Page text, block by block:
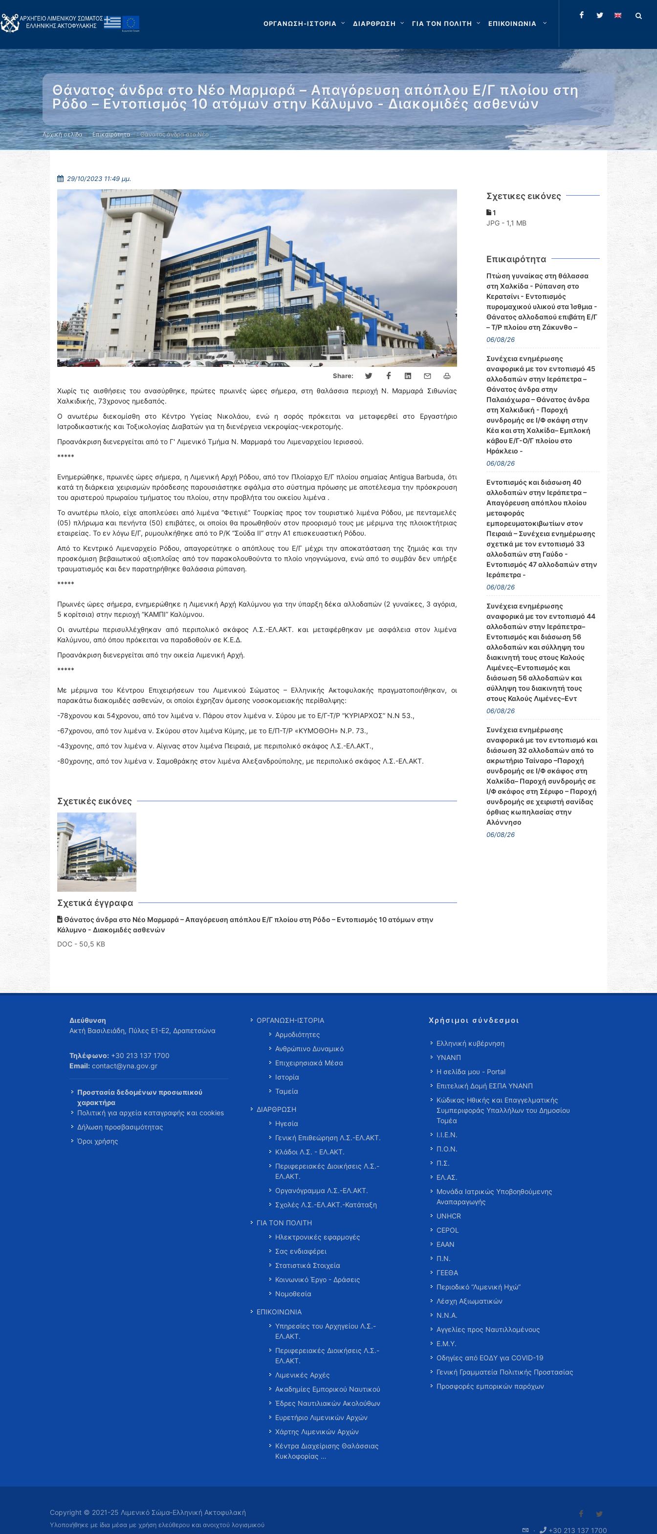
ΟΡΓΑΝΩΣΗ-ΙΣΤΟΡΙΑ ΔΙΑΡΘΡΩΣΗ ΓΙΑ ΤΟΝ ΠΟΛΙΤΗ ΕΠΙΚΟΙΝΩΝΙΑ
Θάνατος άνδρα στο Νέο Μαρμαρά – Απαγόρευση απόπλου Ε/Γ πλοίου στη
Ρόδο – Εντοπισμός 10 ατόμων στην Κάλυμνο - Διακομιδές ασθενών
Αρχική σελίδα Επικαιρότητα Θάνατος άνδρα στο Νέο …
29/10/2023 11:49 μμ.
Share:
Χωρίς τις αισθήσεις του ανασύρθηκε, πρώτες πρωινές ώρες σήμερα, στη θαλάσσια περιοχή Ν. Μαρμαρά Σιθωνίας
Χαλκιδικής, 73χρονος ημεδαπός.
Ο ανωτέρω διεκομίσθη στο Κέντρο Υγείας Νικολάου, ενώ η σορός πρόκειται να μεταφερθεί στο Εργαστήριο
Ιατροδικαστικής και Τοξικολογίας Διαβατών για τη διενέργεια νεκροψίας-νεκροτομής.
Προανάκριση διενεργείται από το Γ' Λιμενικό Τμήμα Ν. Μαρμαρά του Λιμεναρχείου Ιερισσού.
*****
Ενημερώθηκε, πρωινές ώρες σήμερα, η Λιμενική Αρχή Ρόδου, από τον Πλοίαρχο Ε/Γ πλοίου σημαίας Antigua Barbuda, ότι
κατά τη διάρκεια χειρισμών πρόσδεσης παρουσιάστηκε σφάλμα στο σύστημα πρόωσης με αποτέλεσμα την πρόσκρουση
του αριστερού πρωραίου τμήματος του πλοίου, στην προβλήτα του οικείου λιμένα .
Το ανωτέρω πλοίο, είχε αποπλεύσει από λιμένα “Φετιγιέ” Τουρκίας προς τον τουριστικό λιμένα Ρόδου, με πενταμελές
(05) πλήρωμα και πενήντα (50) επιβάτες, οι οποίοι θα προωθηθούν στον προορισμό τους με μέριμνα της πλοιοκτήτριας
εταιρείας. Το εν λόγω Ε/Γ, ρυμουλκήθηκε από το Ρ/Κ “Σούδα ΙΙ” στην Α1 επισκευαστική Ρόδου.
Από το Κεντρικό Λιμεναρχείο Ρόδου, απαγορεύτηκε ο απόπλους του Ε/Γ μέχρι την αποκατάσταση της ζημιάς και την
προσκόμιση βεβαιωτικού αξιοπλοΐας από τον παρακολουθούντα το πλοίο νηογνώμονα, ενώ από το συμβάν δεν υπήρξε
τραυματισμός και δεν παρατηρήθηκε θαλάσσια ρύπανση.
*****
Πρωινές ώρες σήμερα, ενημερώθηκε η Λιμενική Αρχή Καλύμνου για την ύπαρξη δέκα αλλοδαπών (2 γυναίκες, 3 αγόρια,
5 κορίτσια) στην περιοχή “ΚΑΜΠΙ” Καλύμνου.
Οι ανωτέρω περισυλλέχθηκαν από περιπολικό σκάφος Λ.Σ.-ΕΛ.ΑΚΤ. και μεταφέρθηκαν με ασφάλεια στον λιμένα
Καλύμνου, από όπου πρόκειται να παραδοθούν σε Κ.Ε.Δ.
Προανάκριση διενεργείται από την οικεία Λιμενική Αρχή.
*****
Με μέριμνα του Κέντρου Επιχειρήσεων του Λιμενικού Σώματος – Ελληνικής Ακτοφυλακής πραγματοποιήθηκαν, οι
παρακάτω διακομιδές ασθενών, οι οποίοι έχρηζαν άμεσης νοσοκομειακής περίθαλψης:
-78χρονου και 54χρονου, από τον λιμένα ν. Πάρου στον λιμένα ν. Σύρου με το Ε/Γ-Τ/Ρ “ΚΥΡΙΑΡΧΟΣ” Ν.Ν 53.,
-67χρονου, από τον λιμένα ν. Σκύρου στον λιμένα Κύμης, με το Ε/Π-Τ/Ρ «ΚΥΜΟΘΟΗ» Ν.Ρ. 73.,
-43χρονης, από τον λιμένα ν. Αίγινας στον λιμένα Πειραιά, με περιπολικό σκάφος Λ.Σ.-ΕΛ.ΑΚΤ.,
-80χρονης, από τον λιμένα ν. Σαμοθράκης στον λιμένα Αλεξανδρούπολης, με περιπολικό σκάφος Λ.Σ.-ΕΛ.ΑΚΤ.
Σχετικές εικόνες
Σχετικά έγγραφα
Θάνατος άνδρα στο Νέο Μαρμαρά – Απαγόρευση απόπλου Ε/Γ πλοίου στη Ρόδο – Εντοπισμός 10 ατόμων στην
Κάλυμνο - Διακομιδές ασθενών
DOC - 50,5 KB
Σχετικες εικόνες
1
JPG - 1,1 MB
Επικαιρότητα
Πτώση γυναίκας στη θάλασσα
στη Χαλκίδα - Ρύπανση στο
Κερατσίνι - Εντοπισμός
πυρομαχικού υλικού στα Ίσθμια -
Θάνατος αλλοδαπού επιβάτη Ε/Γ
– Τ/Ρ πλοίου στη Ζάκυνθο –
06/08/26
Συνέχεια ενημέρωσης
αναφορικά με τον εντοπισμό 45
αλλοδαπών στην Ιεράπετρα –
Θάνατος άνδρα στην
Παλαιόχωρα – Θάνατος άνδρα
στη Χαλκιδική - Παροχή
συνδρομής σε Ι/Φ σκάφη στην
Κέα και στη Χαλκίδα– Εμπλοκή
κάβου Ε/Γ-Ο/Γ πλοίου στο
Ηράκλειο -
06/08/26
Εντοπισμός και διάσωση 40
αλλοδαπών στην Ιεράπετρα –
Απαγόρευση απόπλου πλοίου
μεταφοράς
εμπορευματοκιβωτίων στον
Πειραιά – Συνέχεια ενημέρωσης
σχετικά με τον εντοπισμό 33
αλλοδαπών στη Γαύδο -
Εντοπισμός 47 αλλοδαπών στην
Ιεράπετρα -
06/08/26
Συνέχεια ενημέρωσης
αναφορικά με τον εντοπισμό 44
αλλοδαπών στην Ιεράπετρα–
Εντοπισμός και διάσωση 56
αλλοδαπών και σύλληψη του
διακινητή τους στους Καλούς
Λιμένες–Εντοπισμός και
διάσωση 56 αλλοδαπών και
σύλληψη του διακινητή τους
στους Καλούς Λιμένες–Εντ
06/08/26
Συνέχεια ενημέρωσης
αναφορικά με τον εντοπισμό και
διάσωση 32 αλλοδαπών από το
ακρωτήριο Ταίναρο –Παροχή
συνδρομής σε Ι/Φ σκάφος στη
Χαλκίδα– Παροχή συνδρομής σε
Ι/Φ σκάφος στη Σέριφο – Παροχή
συνδρομής σε χειριστή σανίδας
όρθιας κωπηλασίας στην
Αλόννησο
06/08/26
Διεύθυνση
Ακτή Βασιλειάδη, Πύλες Ε1-Ε2, Δραπετσώνα
Τηλέφωνο: +30 213 137 1700
Email: contact@yna.gov.gr
Προστασία δεδομένων προσωπικού
χαρακτήρα
Πολιτική για αρχεία καταγραφής και cookies
Δήλωση προσβασιμότητας
Όροι χρήσης
ΟΡΓΑΝΩΣΗ-ΙΣΤΟΡΙΑ
Αρμοδιότητες
Ανθρώπινο Δυναμικό
Επιχειρησιακά Μέσα
Ιστορία
Ταμεία
ΔΙΑΡΘΡΩΣΗ
Ηγεσία
Γενική Επιθεώρηση Λ.Σ.-ΕΛ.ΑΚΤ.
Κλάδοι Λ.Σ. - ΕΛ.ΑΚΤ.
Περιφερειακές Διοικήσεις Λ.Σ.-
ΕΛ.ΑΚΤ.
Οργανόγραμμα Λ.Σ.-ΕΛ.ΑΚΤ.
Σχολές Λ.Σ.-ΕΛ.ΑΚΤ.-Κατάταξη
ΓΙΑ ΤΟΝ ΠΟΛΙΤΗ
Ηλεκτρονικές εφαρμογές
Σας ενδιαφέρει
Στατιστικά Στοιχεία
Κοινωνικό Έργο - Δράσεις
Νομοθεσία
ΕΠΙΚΟΙΝΩΝΙΑ
Υπηρεσίες του Αρχηγείου Λ.Σ.-
ΕΛ.ΑΚΤ.
Περιφερειακές Διοικήσεις Λ.Σ.-
ΕΛ.ΑΚΤ.
Λιμενικές Αρχές
Ακαδημίες Εμπορικού Ναυτικού
Έδρες Ναυτιλιακών Ακολούθων
Ευρετήριο Λιμενικών Αρχών
Χάρτης Λιμενικών Αρχών
Κέντρα Διαχείρισης Θαλάσσιας
Κυκλοφορίας …
Χρήσιμοι σύνδεσμοι
Ελληνική κυβέρνηση
ΥΝΑΝΠ
Η σελίδα μου - Portal
Επιτελική Δομή ΕΣΠΑ ΥΝΑΝΠ
Κώδικας Ηθικής και Επαγγελματικής
Συμπεριφοράς Υπαλλήλων του Δημοσίου
Τομέα
Ι.Ι.Ε.Ν.
Π.Ο.Ν.
Π.Σ.
ΕΛ.ΑΣ.
Μονάδα Ιατρικώς Υποβοηθούμενης
Αναπαραγωγής
UNHCR
CEPOL
ΕΑΑΝ
Π.Ν.
ΓΕΕΘΑ
Περιοδικό “Λιμενική Ηχώ”
Λέσχη Αξιωματικών
Ν.Ν.Α.
Αγγελίες προς Ναυτιλλομένους
Ε.Μ.Υ.
Οδηγίες από ΕΟΔΥ για COVID-19
Γενική Γραμματεία Πολιτικής Προστασίας
Προσφορές εμπορικών παρόχων
Copyright © 2021-25 Λιμενικό Σώμα-Ελληνική Ακτοφυλακή
Υλοποιήθηκε με ίδια μέσα με χρήση ελεύθερου και ανοιχτού λογισμικού
· +30 213 137 1700